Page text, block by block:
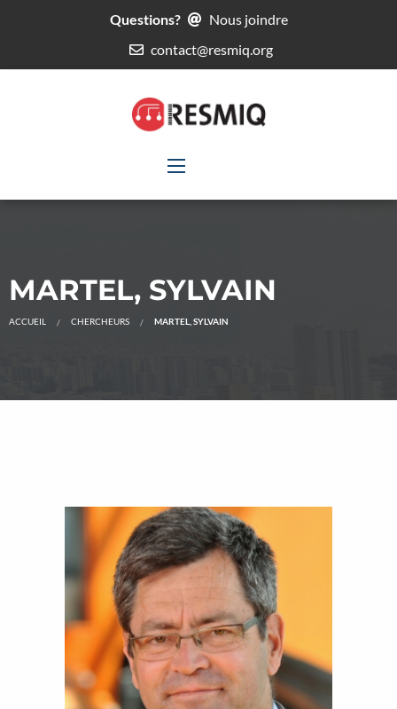
Questions?
Nous joindre
contact@resmiq.org
MARTEL, SYLVAIN
ACCUEIL CHERCHEURS MARTEL, SYLVAIN